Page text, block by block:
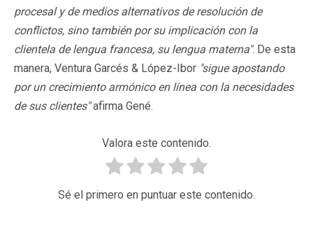
procesal y de medios alternativos de resolución de
conflictos, sino también por su implicación con la
clientela de lengua francesa, su lengua materna". De esta
manera, Ventura Garcés & López-Ibor "sigue apostando
por un crecimiento armónico en línea con la necesidades
de sus clientes"afirma Gené.
Valora este contenido.
Sé el primero en puntuar este contenido.